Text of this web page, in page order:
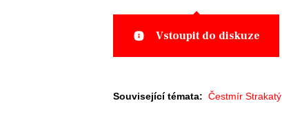
Vstoupit do diskuze
Související témata: Čestmír Strakatý